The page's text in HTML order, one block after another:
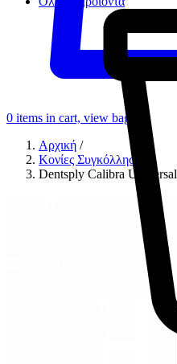
0 items in cart, view bag
Αρχική /
Κονίες Συγκόλλησης
Dentsply Calibra Universal